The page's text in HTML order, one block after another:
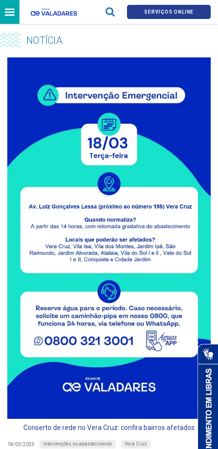
SERVIÇOS ONLINE
NOTÍCIA
Conserto de rede no Vera Cruz: confira bairros afetados
18/03/2025 Intervenções no abastecimento Vera Cruz